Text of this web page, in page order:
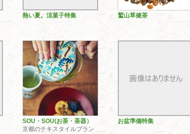
熱い夏。涼菓子特集 鷲山草健茶
SOU・SOU(お茶・茶器）
京都のテキスタイルブラン
お盆準備特集